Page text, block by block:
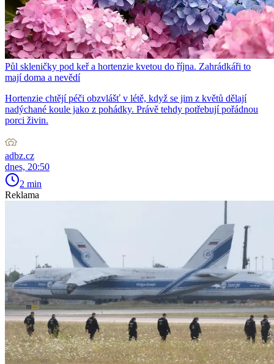
Půl skleničky pod keř a hortenzie kvetou do října. Zahrádkáři to
mají doma a nevědí
Hortenzie chtějí péči obzvlášť v létě, když se jim z květů dělají
nadýchané koule jako z pohádky. Právě tehdy potřebují pořádnou
porci živin.
adbz.cz
dnes, 20:50
2 min
Reklama